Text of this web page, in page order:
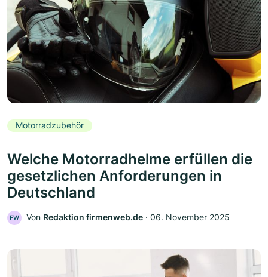
Motorradzubehör
Welche Motorradhelme erfüllen die
gesetzlichen Anforderungen in
Deutschland
FW Von Redaktion firmenweb.de ‧ 06. November 2025